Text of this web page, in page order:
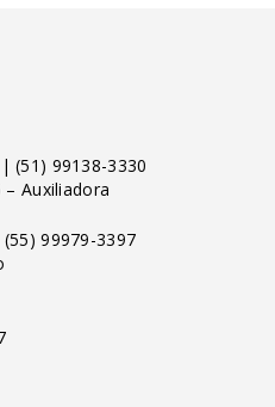
|(51) 99138-3330
– Auxiliadora
(55) 99979-3397